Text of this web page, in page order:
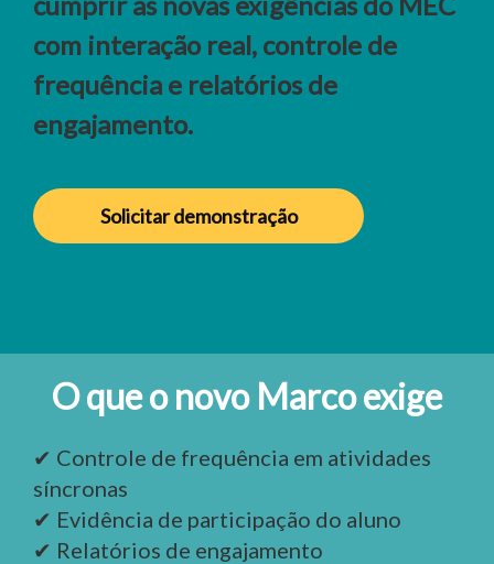
com interação real, controle de
frequência e relatórios de
engajamento.
Solicitar demonstração
O que o novo Marco exige
✔ Controle de frequência em atividades
síncronas
✔ Evidência de participação do aluno
✔ Relatórios de engajamento